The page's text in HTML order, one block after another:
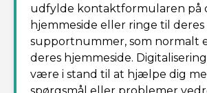
udfylde kontaktformularen på
hjemmeside eller ringe til deres
supportnummer, som normalt
deres hjemmeside.
være i stand til at hjælpe dig